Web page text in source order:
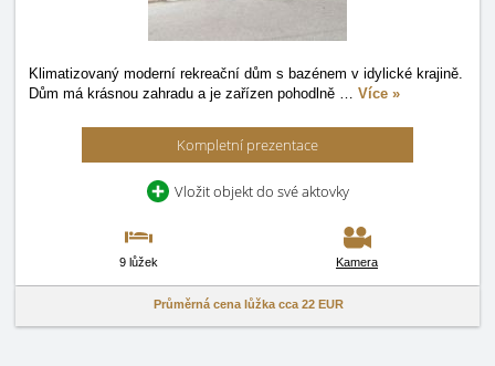
Klimatizovaný moderní rekreační dům s bazénem v idylické krajině.
Dům má krásnou zahradu a je zařízen pohodlně … Více »
Kompletní prezentace
Vložit objekt do své aktovky
9 lůžek Kamera
Průměrná cena lůžka cca 22 EUR